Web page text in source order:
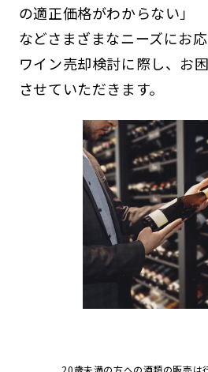
の適正価格がわからない」
などさまざまなニーズにお応
ワイン売却検討に際し、お
させていただきます。
20歳未満の方への酒類の販売は